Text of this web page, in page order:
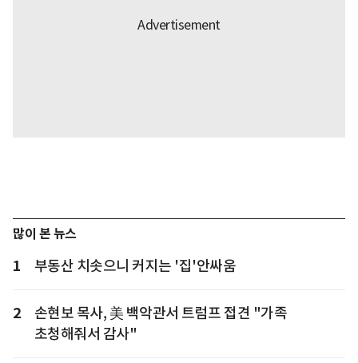
많이 본 뉴스
1 부동산 치솟으니 커지는 '집'안싸움
2
손현보 목사, 美 백악관서 트럼프 접견 "가족
초청해줘서 감사"